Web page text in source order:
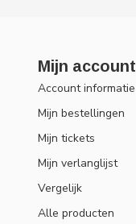
Mijn account
Account informatie
Mijn bestellingen
Mijn tickets
Mijn verlanglijst
Vergelijk
Alle producten